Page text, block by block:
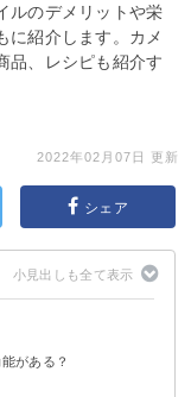
ルのデメリットや栄
に紹介します。カメ
品、レシピも紹介す
2022年02月07日 更新
シェア
ブラナ科の植物の種子から
がある？